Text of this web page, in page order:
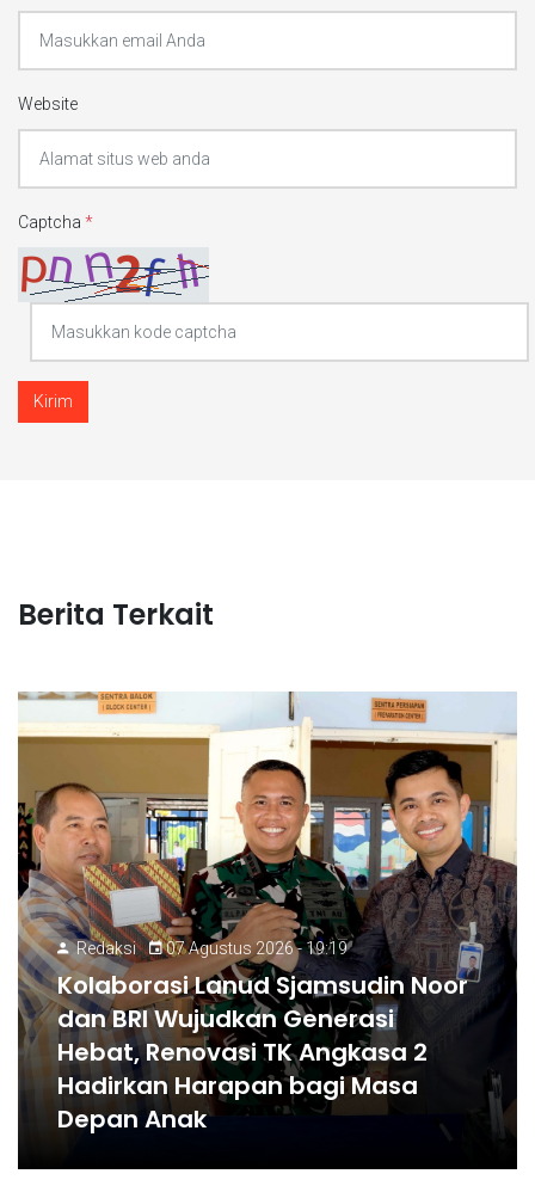
Website
Captcha *
Kirim
Berita Terkait
Redaksi 07 Agustus 2026 - 19:19
Kolaborasi Lanud Sjamsudin Noor
dan BRI Wujudkan Generasi
Hebat, Renovasi TK Angkasa 2
Hadirkan Harapan bagi Masa
Depan Anak